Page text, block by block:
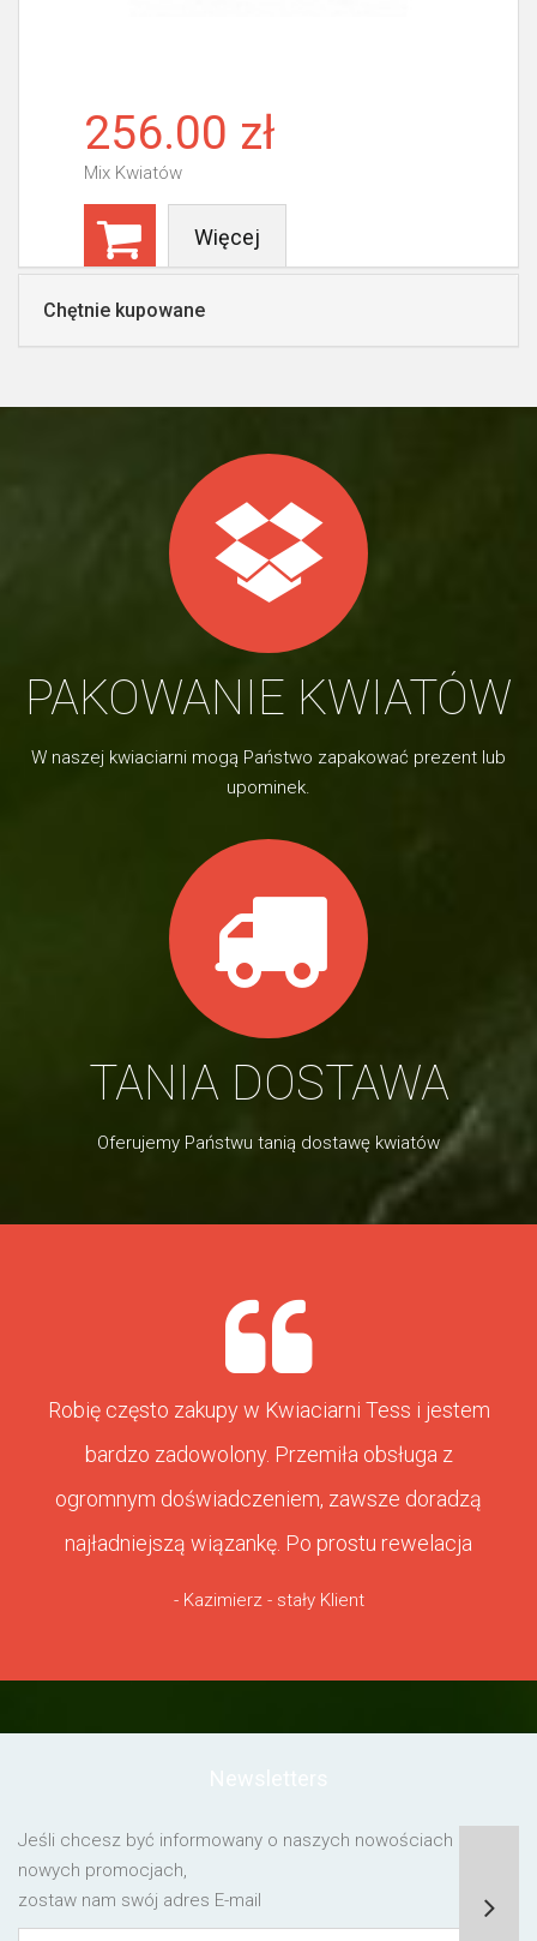
256.00 zł
Mix Kwiatów
Więcej
Chętnie kupowane
PAKOWANIE KWIATÓW
W naszej kwiaciarni mogą Państwo zapakować prezent lub
upominek.
TANIA DOSTAWA
Oferujemy Państwu tanią dostawę kwiatów
Robię często zakupy w Kwiaciarni Tess i jestem
bardzo zadowolony. Przemiła obsługa z
ogromnym doświadczeniem, zawsze doradzą
najładniejszą wiązankę. Po prostu rewelacja
- Kazimierz - stały Klient
Jeśli chcesz być informowany o naszych nowościach lub o
nowych promocjach,
zostaw nam swój adres E-mail